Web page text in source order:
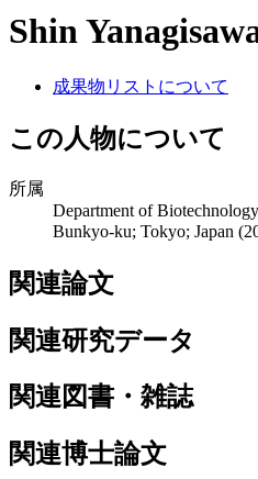
Shin
成果物リストについて
この人物について
所属
Department of
Bunkyo-ku; Tokyo; Japan
関連論文
関連研究データ
関連図書・雑誌
関連博士論文